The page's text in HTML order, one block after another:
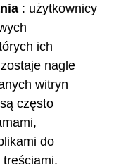
: użytkownicy
ich
nagle
witryn
często
do